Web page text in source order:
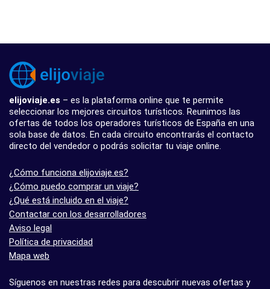
elijoviaje.es – es la plataforma online que te permite
seleccionar los mejores circuitos turísticos. Reunimos las
ofertas de todos los operadores turísticos de España en una
sola base de datos. En cada circuito encontrarás el contacto
directo del vendedor o podrás solicitar tu viaje online.
¿Cómo funciona elijoviaje.es?
¿Cómo puedo comprar un viaje?
¿Qué está incluido en el viaje?
Contactar con los desarrolladores
Aviso legal
Política de privacidad
Mapa web
Síguenos en nuestras redes para descubrir nuevas ofertas y